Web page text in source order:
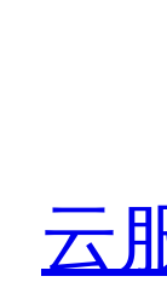
云